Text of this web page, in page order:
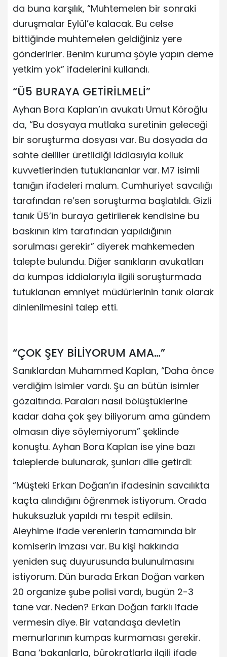
da buna karşılık, “Muhtemelen bir sonraki
duruşmalar Eylül’e kalacak. Bu celse
bittiğinde muhtemelen geldiğiniz yere
gönderirler. Benim kuruma şöyle yapın deme
yetkim yok” ifadelerini kullandı.
“Ü5 BURAYA GETİRİLMELİ”
Ayhan Bora Kaplan’ın avukatı Umut Köroğlu
da, “Bu dosyaya mutlaka suretinin geleceği
bir soruşturma dosyası var. Bu dosyada da
sahte deliller üretildiği iddiasıyla kolluk
kuvvetlerinden tutuklananlar var. M7 isimli
tanığın ifadeleri malum. Cumhuriyet savcılığı
tarafından re’sen soruşturma başlatıldı. Gizli
tanık Ü5’in buraya getirilerek kendisine bu
baskının kim tarafından yapıldığının
sorulması gerekir” diyerek mahkemeden
talepte bulundu. Diğer sanıkların avukatları
da kumpas iddialarıyla ilgili soruşturmada
tutuklanan emniyet müdürlerinin tanık olarak
dinlenilmesini talep etti.
“ÇOK ŞEY BİLİYORUM AMA…”
Sanıklardan Muhammed Kaplan, “Daha önce
verdiğim isimler vardı. Şu an bütün isimler
gözaltında. Paraları nasıl bölüştüklerine
kadar daha çok şey biliyorum ama gündem
olmasın diye söylemiyorum” şeklinde
konuştu. Ayhan Bora Kaplan ise yine bazı
taleplerde bulunarak, şunları dile getirdi:
“Müşteki Erkan Doğan’ın ifadesinin savcılıkta
kaçta alındığını öğrenmek istiyorum. Orada
hukuksuzluk yapıldı mı tespit edilsin.
Aleyhime ifade verenlerin tamamında bir
komiserin imzası var. Bu kişi hakkında
yeniden suç duyurusunda bulunulmasını
istiyorum. Dün burada Erkan Doğan varken
20 organize şube polisi vardı, bugün 2-3
tane var. Neden? Erkan Doğan farklı ifade
vermesin diye. Bir vatandaşa devletin
memurlarının kumpas kurmaması gerekir.
Bana ‘bakanlarla, bürokratlarla ilgili ifade